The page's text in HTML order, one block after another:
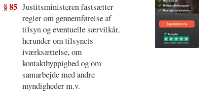
§ 85 Justitsministeren fastsætter
regler om gennemførelse af
tilsyn og eventuelle særvilkår,
herunder om tilsynets
iværksættelse, om
kontakthyppighed og om
samarbejde med andre
myndigheder m.v.